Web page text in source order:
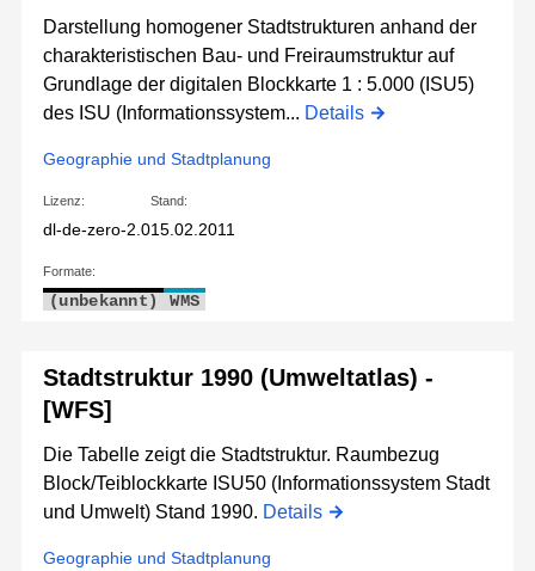
Darstellung homogener Stadtstrukturen anhand der
charakteristischen Bau- und Freiraumstruktur auf
Grundlage der digitalen Blockkarte 1 : 5.000 (ISU5)
des ISU (Informationssystem... Details
Geographie und Stadtplanung
Lizenz:
dl-de-zero-2.0
Stand:
15.02.2011
Formate:
(unbekannt) WMS
Stadtstruktur 1990 (Umweltatlas) -
[WFS]
Die Tabelle zeigt die Stadtstruktur. Raumbezug
Block/Teiblockkarte ISU50 (Informationssystem Stadt
und Umwelt) Stand 1990. Details
Geographie und Stadtplanung